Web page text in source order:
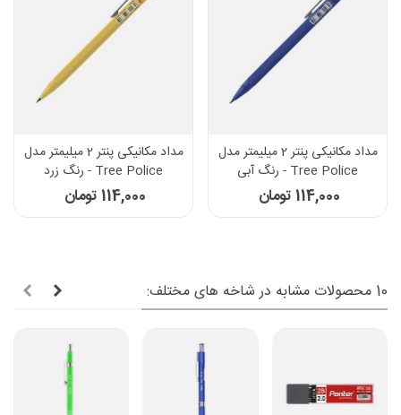
مداد مکانیکی پنتر 2 میلیمتر مدل
Tree Police - رنگ آبی
114,000 تومان
مداد مکانیکی پنتر 2 میلیمتر مدل
Tree Police - رنگ زرد
114,000 تومان
10 محصولات مشابه در شاخه های مختلف: